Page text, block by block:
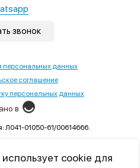
звонок
персональных данных
соглашение
персональных данных
в
Л041-01050-61/00614666.
cookie для